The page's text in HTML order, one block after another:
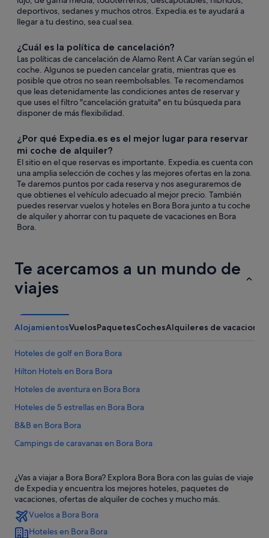
deportivos, sedanes y muchos otros. Expedia.es te ayudará a
llegar a tu destino, sea cual sea.
¿Cuál es la política de cancelación?
Las políticas de cancelación de Alamo Rent A Car varían según el
coche. Algunos se pueden cancelar gratis, mientras que es
posible que otros no sean reembolsables. Te recomendamos
que leas detenidamente las condiciones antes de reservar y
que uses el filtro "cancelación gratuita" en tu búsqueda para
disponer de más flexibilidad.
¿Por qué Expedia.es es el mejor lugar para reservar
mi coche de alquiler?
El sitio en el que reservas es importante. Expedia.es cuenta con
una amplia selección de coches y las mejores ofertas en la zona.
Te daremos puntos por cada reserva y nos aseguraremos de
que obtienes el vehículo adecuado al mejor precio. También
puedes reservar vuelos y hoteles en Bora Bora junto a tu coche
de alquiler y ahorrar con tu paquete de vacaciones en Bora
Bora.
Te acercamos a un mundo de
viajes
AlojamientosVuelosPaquetesCochesAlquileres de vacaciones
Hoteles de golf en Bora Bora
Hilton Hotels en Bora Bora
Hoteles de aventura en Bora Bora
Hoteles de 5 estrellas en Bora Bora
B&B en Bora Bora
Campings de caravanas en Bora Bora
Hoteles baratos en Bora Bora
Hoteles con bodega en Bora Bora
Mai Moana hoteles
Bora Bora hoteles
¿Vas a viajar a Bora Bora? Explora Bora Bora con las guías de viaje
de Expedia y encuentra los mejores hoteles, paquetes de
vacaciones, ofertas de alquiler de coches y mucho más.
Vuelos a Bora Bora
Hoteles en Bora Bora